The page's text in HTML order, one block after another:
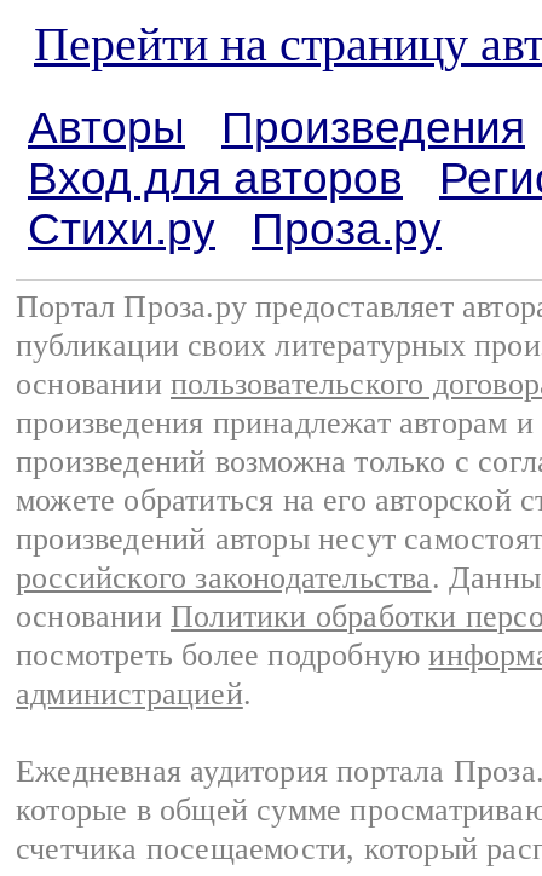
Перейти на страницу
Авторы
Произведения
Вход для авторов
Стихи.ру
Проза.ру
Портал Проза.ру предоставляет
публикации своих литературных
основании пользовательского
произведения принадлежат авторам
произведений возможна только с
можете обратиться на его авторской
произведений авторы несут
российского законодательства.
основании Политики обработки
посмотреть более подробную
администрацией.
Ежедневная аудитория портала
которые в общей сумме
счетчика посещаемости, который